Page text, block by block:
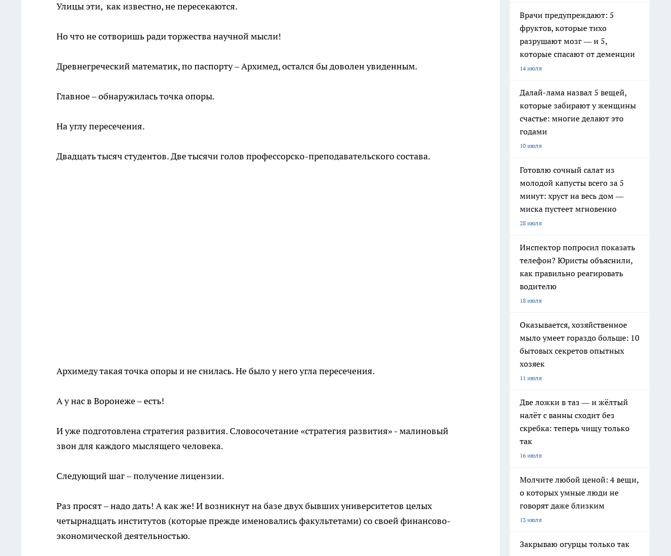
Улицы эти, как известно, не пересекаются.
Но что не сотворишь ради торжества научной мысли!
Древнегреческий математик, по паспорту – Архимед, остался бы доволен увиденным.
Главное – обнаружилась точка опоры.
На углу пересечения.
Двадцать тысяч студентов. Две тысячи голов профессорско-преподавательского состава.
Архимеду такая точка опоры и не снилась. Не было у него угла пересечения.
А у нас в Воронеже – есть!
И уже подготовлена стратегия развития. Словосочетание «стратегия развития» - малиновый
звон для каждого мыслящего человека.
Следующий шаг – получение лицензии.
Раз просят – надо дать! А как же! И возникнут на базе двух бывших университетов целых
четырнадцать институтов (которые прежде именовались факультетами) со своей финансово-
экономической деятельностью.
Врачи предупреждают: 5
фруктов, которые тихо
разрушают мозг — и 5,
которые спасают от деменции
14 июля
Далай-лама назвал 5 вещей,
которые забирают у женщины
счастье: многие делают это
годами
10 июля
Готовлю сочный салат из
молодой капусты всего за 5
минут: хруст на весь дом —
миска пустеет мгновенно
28 июля
Инспектор попросил показать
телефон? Юристы объяснили,
как правильно реагировать
водителю
18 июля
Оказывается, хозяйственное
мыло умеет гораздо больше: 10
бытовых секретов опытных
хозяек
11 июля
Две ложки в таз — и жёлтый
налёт с ванны сходит без
скребка: теперь чищу только
так
16 июля
Молчите любой ценой: 4 вещи,
о которых умные люди не
говорят даже близким
13 июля
Закрываю огурцы только так